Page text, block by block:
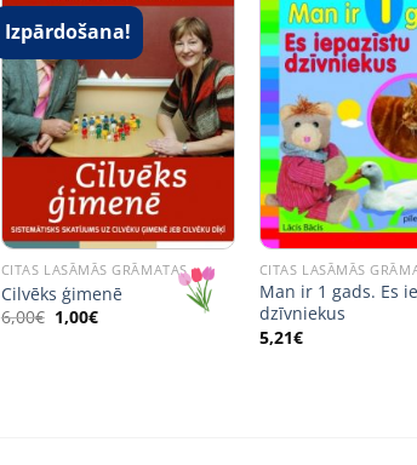
Izpārdošana!
CITAS LASĀMĀS GRĀMATAS
Cilvēks ģimenē
6,00€ Original
price
1,00€Current
CITAS LASĀMĀS
Man ir 1 gads. Es
dzīvniekus
5,21€